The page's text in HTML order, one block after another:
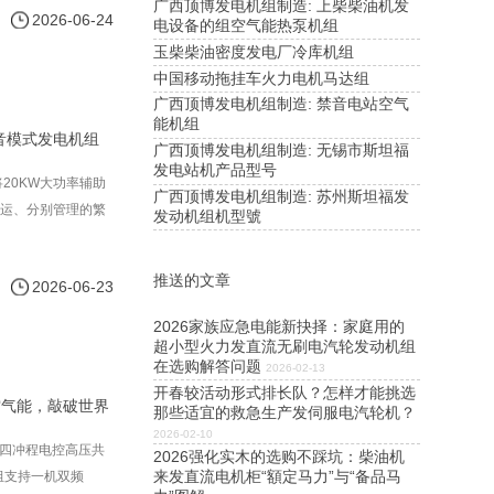
2026-06-24
式发电机组
大功率辅助
、分别管理的繁
2026-06-23
能，敲破世界
冲程电控高压共
支持一机双频
广西顶博发电机组制造: 上柴柴油机发
电设备的组空气能热泵机组
玉柴柴油密度发电厂冷库机组
中国移动拖挂车火力电机马达组
广西顶博发电机组制造: 禁音电站空气
能机组
广西顶博发电机组制造: 无锡市斯坦福
发电站机产品型号
广西顶博发电机组制造: 苏州斯坦福发
发动机组机型號
推送的文章
2026家族应急电能新抉择：家庭用的
超小型火力发直流无刷电汽轮发动机组
在选购解答问题 2026-02-13
开春较活动形式排长队？怎样才能挑选
那些适宜的救急生产发伺服电汽轮机？
2026-02-10
2026强化实木的选购不踩坑：柴油机
来发直流电机柜“額定马力”与“备品马